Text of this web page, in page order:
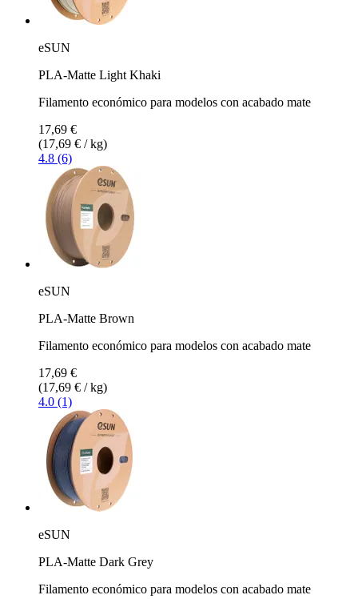
eSUN
PLA-Matte Light Khaki
Filamento económico para modelos con acabado mate
17,69 €
(17,69 € / kg)
4.8 (6)
eSUN
PLA-Matte Brown
Filamento económico para modelos con acabado mate
17,69 €
(17,69 € / kg)
4.0 (1)
eSUN
PLA-Matte Dark Grey
Filamento económico para modelos con acabado mate